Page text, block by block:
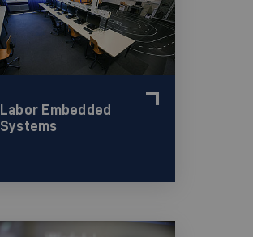
Labor Embedded
Systems